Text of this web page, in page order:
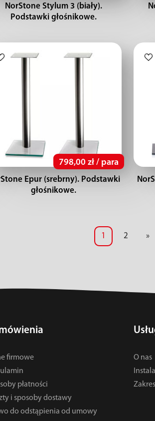
NorStone Stylum 3 (biały).
Podstawki głośnikowe.
798,00 zł / para
Epur (srebrny). Podstawki
głośnikowe.
1 2 »
firmowe
płatności
i sposoby dostawy
do odstąpienia od umowy
O nas